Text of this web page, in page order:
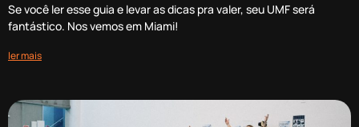
Se você ler esse guia e levar as dicas pra valer, seu UMF será
fantástico. Nos vemos em Miami!
ler mais